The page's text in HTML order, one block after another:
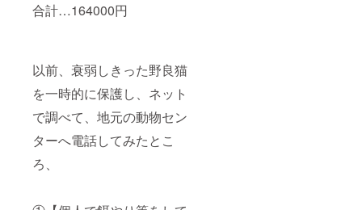
合計…164000円
以前、衰弱しきった野良猫
を一時的に保護し、ネット
で調べて、地元の動物セン
ターへ電話してみたとこ
ろ、